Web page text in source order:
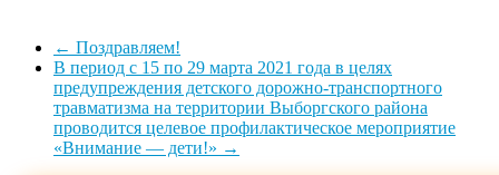
← Поздравляем!
В период с 15 по 29 марта 2021 года в целях
предупреждения детского дорожно-транспортного
травматизма на территории Выборгского района
проводится целевое профилактическое мероприятие
«Внимание — дети!» →